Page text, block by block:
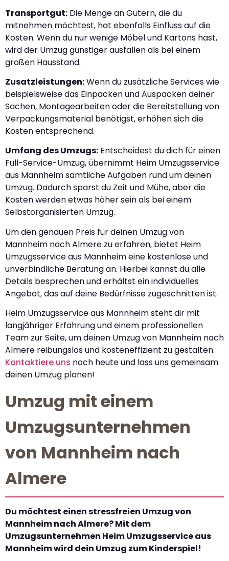
Transportgut: Die Menge an Gütern, die du
mitnehmen möchtest, hat ebenfalls Einfluss auf die
Kosten. Wenn du nur wenige Möbel und Kartons hast,
wird der Umzug günstiger ausfallen als bei einem
großen Hausstand.
Zusatzleistungen:Wenn du zusätzliche Services wie
beispielsweise das Einpacken und Auspacken deiner
Sachen, Montagearbeiten oder die Bereitstellung von
Verpackungsmaterial benötigst, erhöhen sich die
Kosten entsprechend.
Umfang des Umzugs: Entscheidest du dich für einen
Full-Service-Umzug, übernimmt Heim Umzugsservice
aus Mannheim sämtliche Aufgaben rund um deinen
Umzug. Dadurch sparst du Zeit und Mühe, aber die
Kosten werden etwas höher sein als bei einem
Selbstorganisierten Umzug.
Um den genauen Preis für deinen Umzug von
Mannheim nach Almere zu erfahren, bietet Heim
Umzugsservice aus Mannheim eine kostenlose und
unverbindliche Beratung an. Hierbei kannst du alle
Details besprechen und erhältst ein individuelles
Angebot, das auf deine Bedürfnisse zugeschnitten ist.
Heim Umzugsservice aus Mannheim steht dir mit
langjähriger Erfahrung und einem professionellen
Team zur Seite, um deinen Umzug von Mannheim nach
Almere reibungslos und kosteneffizient zu gestalten.
Kontaktiere uns noch heute und lass uns gemeinsam
deinen Umzug planen!
Umzug mit einem
Umzugsunternehmen
von Mannheim nach
Almere
Du möchtest einen stressfreien Umzug von
Mannheim nach Almere? Mit dem
Umzugsunternehmen Heim Umzugsservice aus
Mannheim wird dein Umzug zum Kinderspiel!